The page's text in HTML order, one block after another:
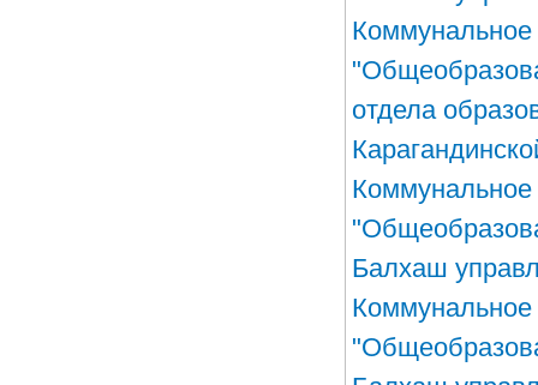
Коммунальное
отдела
Коммунальное
Балхаш
Коммунальное